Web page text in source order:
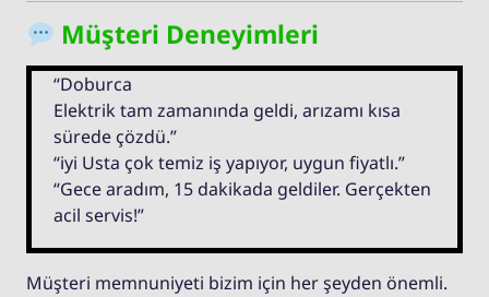
Müşteri Deneyimleri
“Doburca
Elektrik tam zamanında geldi, arızamı kısa
sürede çözdü.”
“iyi Usta çok temiz iş yapıyor, uygun fiyatlı.”
“Gece aradım, 15 dakikada geldiler. Gerçekten
acil servis!”
Müşteri memnuniyeti bizim için her şeyden önemli.